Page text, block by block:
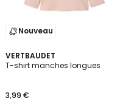
Nouveau
VERTBAUDET
T-shirt manches longues
3,99 €
2
Couleurs